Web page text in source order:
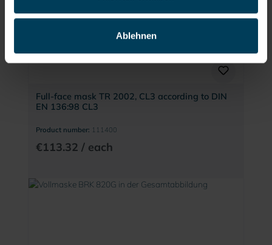
Ablehnen
Full-face mask TR 2002, CL3 according to DIN
EN 136:98 CL3
Product number: 111400
€113.32 / each